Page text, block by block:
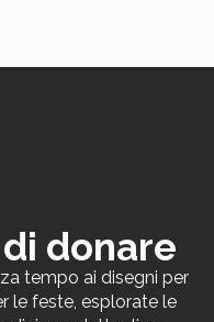
donare
tempo ai disegni per
le feste, esplorate le